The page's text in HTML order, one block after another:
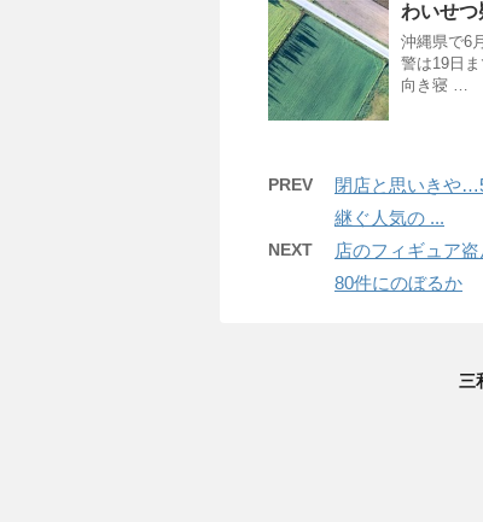
わいせつ
沖縄県で6
警は19日
向き寝 …
PREV
閉店と思いきや
継ぐ人気の ...
NEXT
店のフィギュア
80件にのぼるか
三